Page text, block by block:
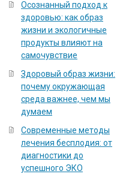
Осознанный подход к
здоровью: как образ
жизни и экологичные
продукты влияют на
самочувствие
Здоровый образ жизни:
почему окружающая
среда важнее, чем мы
думаем
Современные методы
лечения бесплодия: от
диагностики до
успешного ЭКО